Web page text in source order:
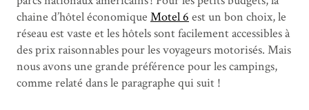
chaine d’hôtel économique Motel 6 est un bon choix, le
réseau est vaste et les hôtels sont facilement accessibles à
des prix raisonnables pour les voyageurs motorisés. Mais
nous avons une grande préférence pour les campings,
comme relaté dans le paragraphe qui suit !